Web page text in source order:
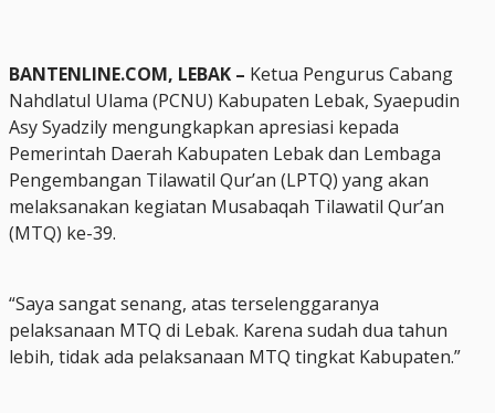
BANTENLINE.COM, LEBAK – Ketua Pengurus Cabang
Nahdlatul Ulama (PCNU) Kabupaten Lebak, Syaepudin
Asy Syadzily mengungkapkan apresiasi kepada
Pemerintah Daerah Kabupaten Lebak dan Lembaga
Pengembangan Tilawatil Qur’an (LPTQ) yang akan
melaksanakan kegiatan Musabaqah Tilawatil Qur’an
(MTQ) ke-39.
“Saya sangat senang, atas terselenggaranya
pelaksanaan MTQ di Lebak. Karena sudah dua tahun
lebih, tidak ada pelaksanaan MTQ tingkat Kabupaten.”